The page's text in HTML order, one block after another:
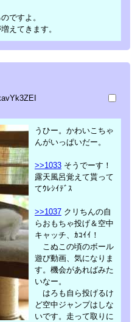
ですよ。
えてきます。
うひー。かわいこちゃ
んがいっぱいだー。
>>1033 そうでーす！
露天風呂覚えて貰って
てｳﾚｼｲﾃﾞｽ
>>1037 クリちんの自
らおもちゃ投げ＆空中
キャッチ、ｶｺｲｲ！
こぬこの頃のボール
遊び動画、気になりま
す。機会があればみた
いなー。
はろも自ら投げるけ
ど空中ジャンプはしな
いです。走って取りに